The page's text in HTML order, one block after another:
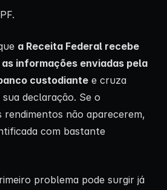
a Receita Federal recebe
informações enviadas pela
custodiante e cruza
declaração. Se o
não aparecerem,
com bastante
problema pode surgir já